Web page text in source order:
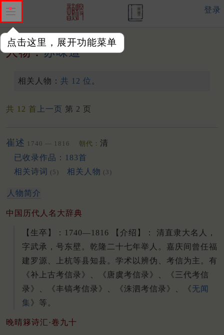
点击这里，展开功能菜单
登录
人物：苏味道
相关人物： 共 12 位 。
共 12 首 上一页 第 2 页
崔述 1740 — 1816 朝代： 清
已收录作品：183首
相关诗词 (5) 相关人物 (3)
人物简介
中国历代人名大辞典
【生卒】：1740—1816 【介绍】： 清直隶大名人，
字武承，号东壁。乾隆二十七年举人。嘉庆间曾任福
建罗源、上杭等县知县。学术以辨伪、考信为主。有
《补上古考信录》、《唐虞考信录》、《三代考信
录》、《丰镐考信录》、《洙泗考信录》、《无闻
集》等。
晚晴簃诗汇·卷九十